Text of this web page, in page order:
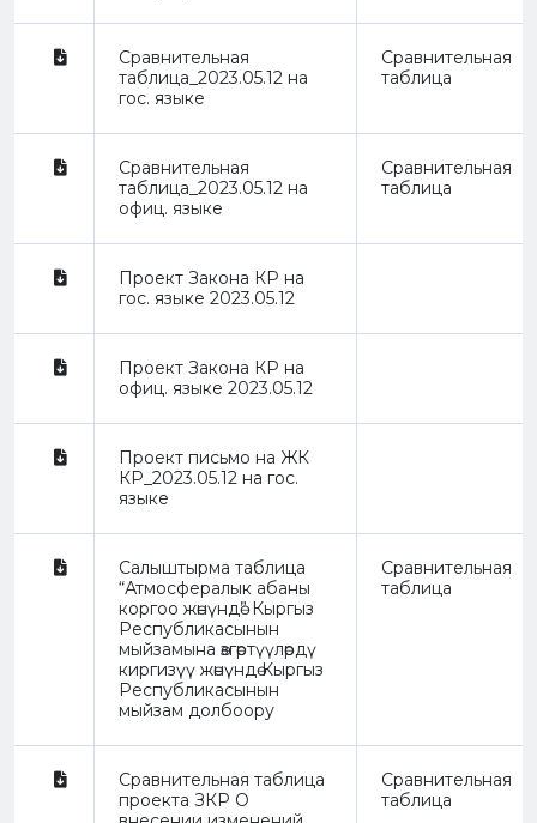
Сравнительная
таблица_2023.05.12 на
гос. языке
Сравнительная
таблица
Сравнительная
таблица_2023.05.12 на
офиц. языке
Сравнительная
таблица
Проект Закона КР на
гос. языке 2023.05.12
Проект Закона КР на
офиц. языке 2023.05.12
Проект письмо на ЖК
КР_2023.05.12 на гос.
языке
Салыштырма таблица
“Атмосфералык абаны
коргоо жөнүндө” Кыргыз
Республикасынын
мыйзамына өзгөртүүлөрдү
киргизүү жөнүндө Кыргыз
Республикасынын
мыйзам долбоору
Сравнительная
таблица
Сравнительная таблица
проекта ЗКР О
Сравнительная
таблица